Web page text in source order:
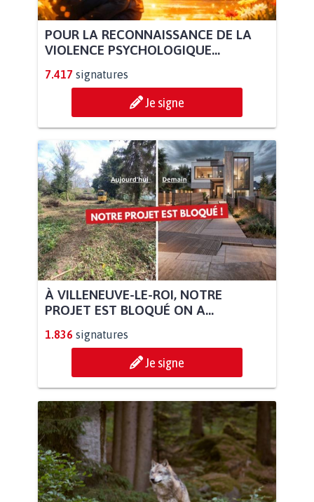
POUR LA RECONNAISSANCE DE LA
VIOLENCE PSYCHOLOGIQUE...
7.417 signatures
Je signe
À VILLENEUVE-LE-ROI, NOTRE
PROJET EST BLOQUÉ ON A...
1.836 signatures
Je signe